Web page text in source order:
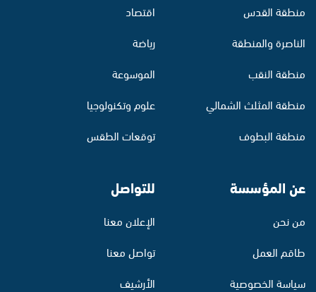
منطقة القدس
الناصرة والمنطقة
منطقة النقب
منطقة المثلث الشمالي
منطقة البطوف
اقتصاد
رياضة
الموسوعة
علوم وتكنولوجيا
توقعات الطقس
عن المؤسسة
من نحن
طاقم العمل
سياسة الخصوصية
للتواصل
الإعلان معنا
تواصل معنا
الأرشيف